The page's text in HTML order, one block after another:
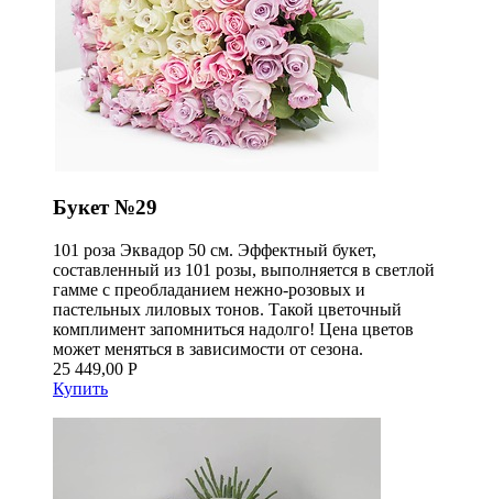
Букет №29
101 роза Эквадор 50 см. Эффектный букет,
составленный из 101 розы, выполняется в светлой
гамме с преобладанием нежно-розовых и
пастельных лиловых тонов. Такой цветочный
комплимент запомниться надолго! Цена цветов
может меняться в зависимости от сезона.
25 449,00 Р
Купить